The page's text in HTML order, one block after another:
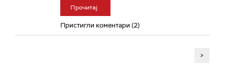
Прочитај
Пристигли коментари (2)
>